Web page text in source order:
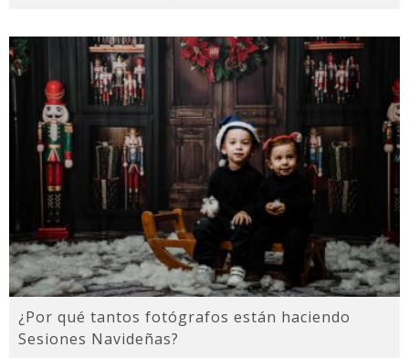
¿Por qué tantos fotógrafos están haciendo
Sesiones Navideñas?